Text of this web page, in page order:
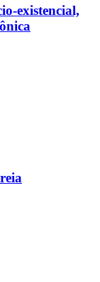
existencial,